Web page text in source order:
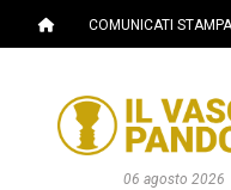
COMUNICATI STAMPA
06 agosto 2026